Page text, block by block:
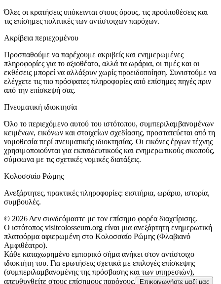
Όλες οι κρατήσεις υπόκεινται στους όρους, τις προϋποθέσεις και
τις επίσημες πολιτικές των αντίστοιχων παρόχων.
Ακρίβεια περιεχομένου
Προσπαθούμε να παρέχουμε ακριβείς και ενημερωμένες
πληροφορίες για το αξιοθέατο, αλλά τα ωράρια, οι τιμές και οι
εκθέσεις μπορεί να αλλάξουν χωρίς προειδοποίηση. Συνιστούμε να
ελέγχετε τις πιο πρόσφατες πληροφορίες από επίσημες πηγές πριν
από την επίσκεψή σας.
Πνευματική ιδιοκτησία
Όλο το περιεχόμενο αυτού του ιστότοπου, συμπεριλαμβανομένων
κειμένων, εικόνων και στοιχείων σχεδίασης, προστατεύεται από τη
νομοθεσία περί πνευματικής ιδιοκτησίας. Οι εικόνες έργων τέχνης
χρησιμοποιούνται για εκπαιδευτικούς και ενημερωτικούς σκοπούς,
σύμφωνα με τις σχετικές νομικές διατάξεις.
Κολοσσαίο Ρώμης
Ανεξάρτητες, πρακτικές πληροφορίες: εισιτήρια, ωράριο, ιστορία,
συμβουλές.
© 2026 Δεν συνδεόμαστε με τον επίσημο φορέα διαχείρισης.
Ο ιστότοπος visitcolosseum.org είναι μια ανεξάρτητη ενημερωτική
πλατφόρμα αφιερωμένη στο Κολοσσαίο Ρώμης (Φλαβιανό
Αμφιθέατρο).
Κάθε καταχωρημένο εμπορικό σήμα ανήκει στον αντίστοιχο
ιδιοκτήτη του. Για ερωτήσεις σχετικά με επιλογές επίσκεψης
(συμπεριλαμβανομένης της πρόσβασης και των υπηρεσιών),
απευθυνθείτε στους επίσημους παρόχους.
Επικοινωνήστε μαζί μας